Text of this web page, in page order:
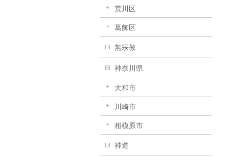
荒川区
葛飾区
無宗教
神奈川県
大和市
川崎市
相模原市
神道